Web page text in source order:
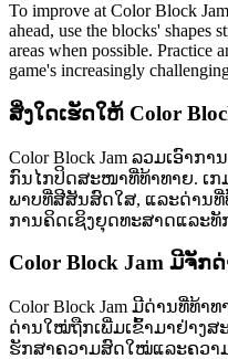
To improve at Color Block
ahead, use the blocks' shapes
areas when possible. Practice
game's increasingly
ສິ່ງໃດເຮັດໃຫ້ Color
Color Block Jam ລວມເອົາ
ກົນໄກປິດສະໜາທີ່ທ້າທາຍ. ເກ
ພາບທີ່ສີສັນສົດໃສ, ແລະດ່ານທີ່
ການຄິດເຊິງຍຸດທະສາດແລະ
Color Block Jam ມີຈັກ
Color Block Jam ມີດ່ານທີ່ທ້
ດ່ານໃໝ່ຖືກເພີ່ມເຂົ້າມາຢ່າງ
ຮັກສາຄວາມສົດໃໝ່ແລະຄວາ